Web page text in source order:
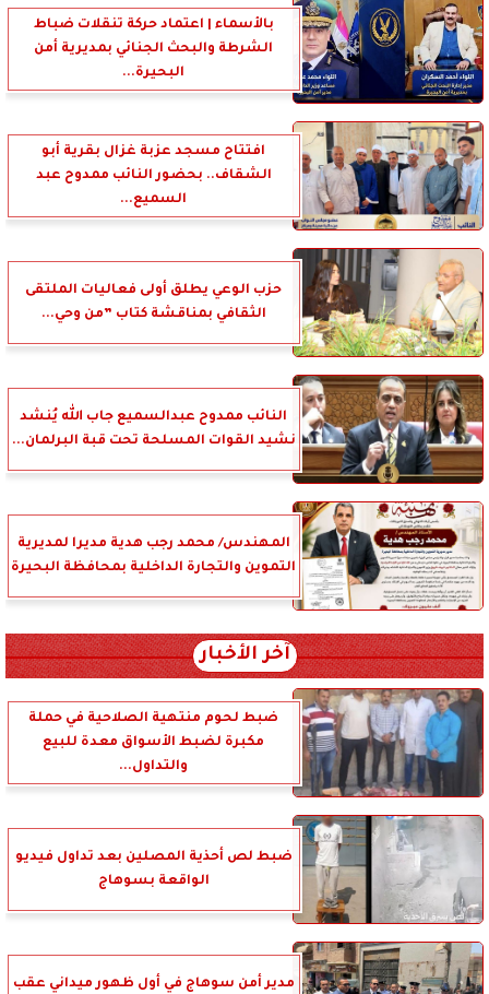
بالأسماء | اعتماد حركة تنقلات ضباط
الشرطة والبحث الجنائي بمديرية أمن
البحيرة...
افتتاح مسجد عزبة غزال بقرية أبو
الشقاف.. بحضور النائب ممدوح عبد
السميع...
حزب الوعي يطلق أولى فعاليات الملتقى
الثقافي بمناقشة كتاب ”من وحي...
النائب ممدوح عبدالسميع جاب الله يُنشد
نشيد القوات المسلحة تحت قبة البرلمان...
المهندس/ محمد رجب هدية مديرا لمديرية
التموين والتجارة الداخلية بمحافظة البحيرة
آخر الأخبار
ضبط لحوم منتهية الصلاحية في حملة
مكبرة لضبط الأسواق معدة للبيع
والتداول...
ضبط لص أحذية المصلين بعد تداول فيديو
الواقعة بسوهاج
مدير أمن سوهاج في أول ظهور ميداني عقب